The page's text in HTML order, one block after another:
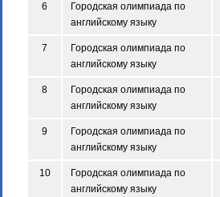
6
Городская олимпиада по
английскому языку
7
Городская олимпиада по
английскому языку
8
Городская олимпиада по
английскому языку
9
Городская олимпиада по
английскому языку
10
Городская олимпиада по
английскому языку